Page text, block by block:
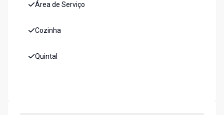
Área de Serviço
Cozinha
Quintal